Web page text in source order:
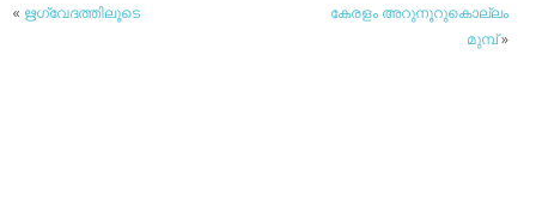
« ഋഗ്വേദത്തിലൂടെ
കേരളം അറുനൂറുകൊല്ലം
മുമ്പ്»